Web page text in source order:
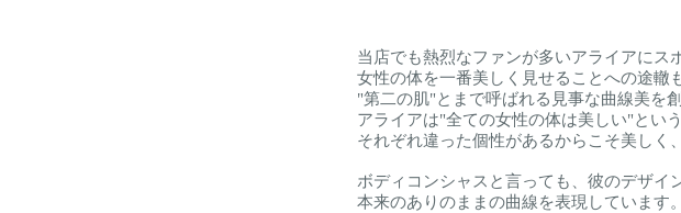
当店でも熱烈なファンが多いアライアにス
女性の体を一番美しく見せることへの途轍
"第二の肌"とまで呼ばれる見事な曲線美を
アライアは"全ての女性の体は美しい"とい
それぞれ違った個性があるからこそ美しく
ボディコンシャスと言っても、彼のデザイ
本来のありのままの曲線を表現しています。